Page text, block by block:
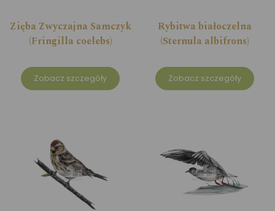
Zięba Zwyczajna Samczyk
(Fringilla coelebs)
Zobacz szczegóły
Rybitwa białoczelna
(Sternula albifrons)
Zobacz szczegóły